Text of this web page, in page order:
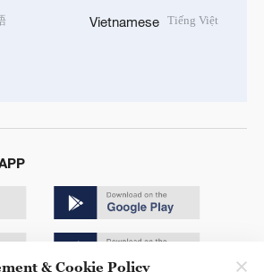
Vietnamese Tiếng Việt
& Cookie Policy